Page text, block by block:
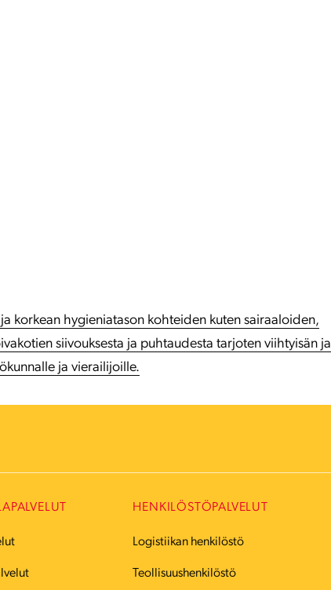
korkean hygieniatason kohteiden kuten sairaaloiden,
siivouksesta ja puhtaudesta tarjoten viihtyisän ja
ja vierailijoille.
HENKILÖSTÖPALVELUT
Logistiikan henkilöstö
Teollisuushenkilöstö